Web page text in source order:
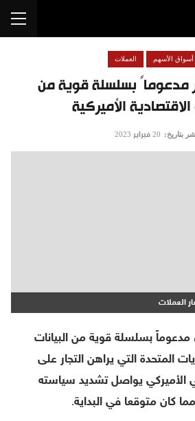
مدعوماً بسلسلة قوية من
الاقتصادية الأميركية
أسواق الأسهم العملات
بتاريخ: 20 فبراير 2023
العملات
مدعوماً بسلسلة قوية من البيانات
المتحدة التي يراهن التجار على
الأميركي يواصل تشديد سياسته
كان متوقعا في البداية.